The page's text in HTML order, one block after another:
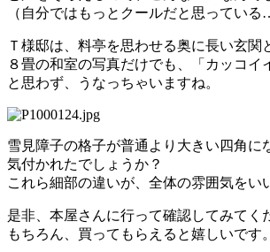
（自分ではもっとクールだと思っている
Ｔ様邸は、料亭を思わせる奥に長い玄関
８畳の和室の写真だけでも、「カッコイ
と思わず、うなっちゃいますね。
雪見障子の格子が普通より大きい四角に
気付かれたでしょうか？
これら細部の違いが、全体の雰囲気をい
是非、本屋さんに行って確認してみてく
もちろん、買ってもらえると嬉しいです